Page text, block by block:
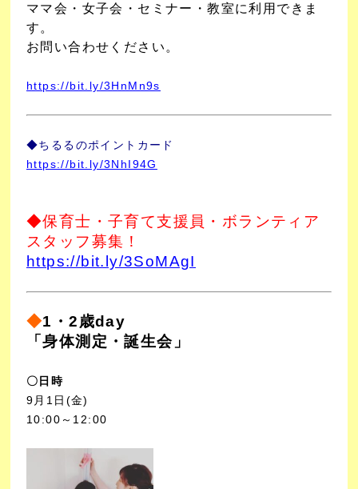
ママ会・女子会・セミナー・教室に利用できま
す。
お問い合わせください。
https://bit.ly/3HnMn9s
◆ちるるのポイントカード
https://bit.ly/3NhI94G
◆保育士・子育て支援員・ボランティア
スタッフ募集！
https://bit.ly/3SoMAgI
◆1・2歳day
「身体測定・誕生会」
〇日時
9月1日(金)
10:00～12:00